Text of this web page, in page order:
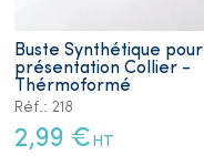
Buste Synthétique pour
présentation Collier -
Thérmoformé
Réf.: 218
2,99 € HT